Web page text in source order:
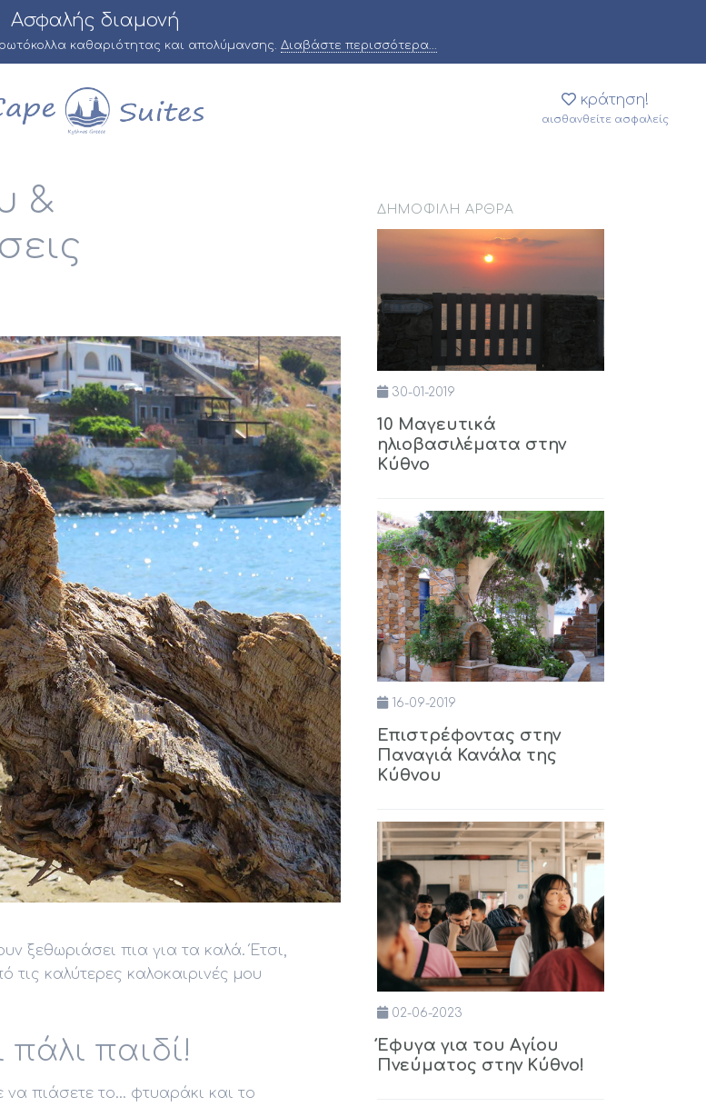
Ασφαλής διαμονή
καθαριότητας και απολύμανσης. Διαβάστε περισσότερα...
κράτηση!
αισθανθείτε ασφαλείς
&
ξεθωριάσει πια για τα καλά. Έτσι,
καλύτερες καλοκαιρινές μου
πάλι παιδί!
πιάσετε το... φτυαράκι και το
ΔΗΜΟΦΙΛΉ ΆΡΘΡΑ
30-01-2019
10 Μαγευτικά
ηλιοβασιλέματα στην
Κύθνο
16-09-2019
Επιστρέφοντας στην
Παναγιά Κανάλα της
Κύθνου
02-06-2023
Έφυγα για του Αγίου
Πνεύματος στην Κύθνο!